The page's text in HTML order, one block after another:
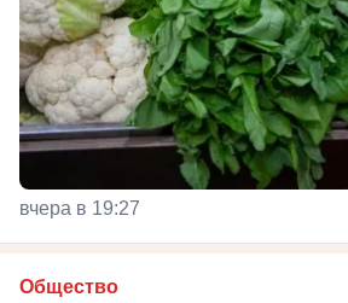
вчера в 19:27
Общество